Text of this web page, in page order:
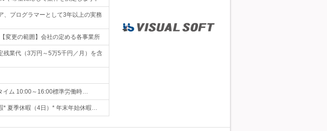
、プログラマーとして3年以上の実務
変更の範囲】会社の定める各事業所
業代（3万円～5万5千円／月）を含
ム 10:00～16:00標準労働時…
* 夏季休暇（4日）* 年末年始休暇…